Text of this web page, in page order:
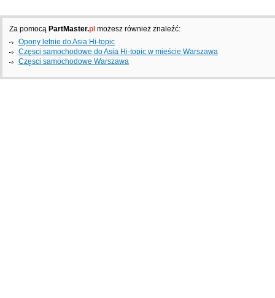
Za pomocą PartMaster.pl możesz również znaleźć:
Opony letnie do Asia Hi-topic
Częsci samochodowe do Asia Hi-topic w mieście Warszawa
Częsci samochodowe Warszawa